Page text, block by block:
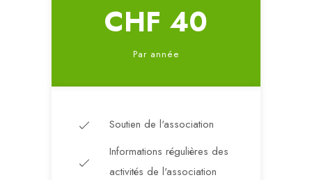
CHF 40
Par année
Soutien de l'association
Informations régulières des
activités de l'association